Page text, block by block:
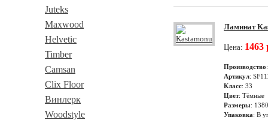
Juteks
Maxwood
Helvetic
Timber
Camsan
Clix Floor
Винлерк
Woodstyle
Ламинат
Цена: 1463
Производство
Артикул:
Класс: 33
Цвет: Тёмные
Размеры:
Упаковка: В